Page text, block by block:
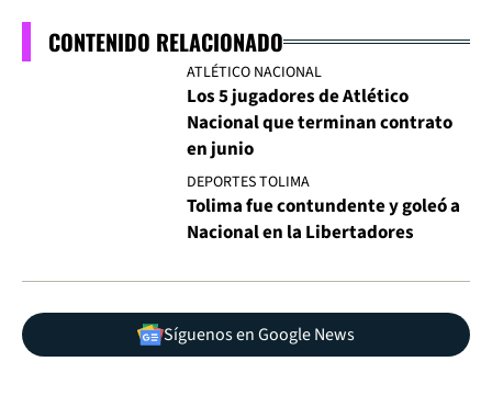
CONTENIDO RELACIONADO
ATLÉTICO NACIONAL
Los 5 jugadores de Atlético
Nacional que terminan contrato
en junio
DEPORTES TOLIMA
Tolima fue contundente y goleó a
Nacional en la Libertadores
Síguenos en Google News